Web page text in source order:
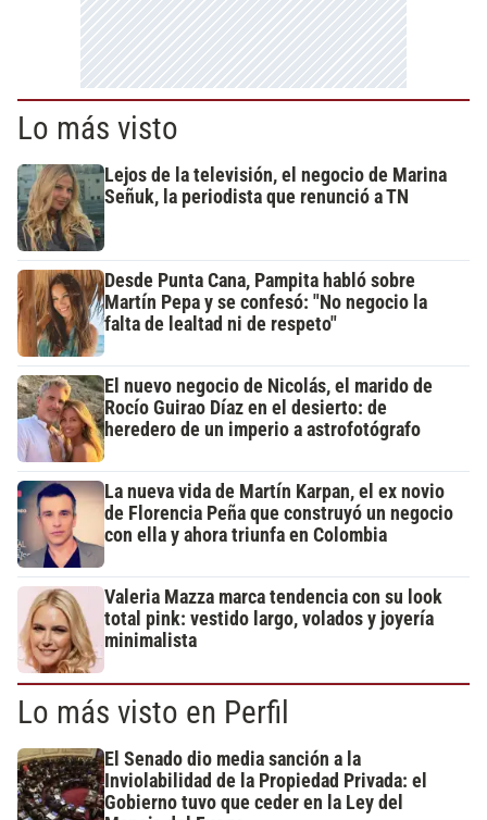
Lo más visto
Lejos de la televisión, el negocio de Marina
Señuk, la periodista que renunció a TN
Desde Punta Cana, Pampita habló sobre
Martín Pepa y se confesó: "No negocio la
falta de lealtad ni de respeto"
El nuevo negocio de Nicolás, el marido de
Rocío Guirao Díaz en el desierto: de
heredero de un imperio a astrofotógrafo
La nueva vida de Martín Karpan, el ex novio
de Florencia Peña que construyó un negocio
con ella y ahora triunfa en Colombia
Valeria Mazza marca tendencia con su look
total pink: vestido largo, volados y joyería
minimalista
Lo más visto en Perfil
El Senado dio media sanción a la
Inviolabilidad de la Propiedad Privada: el
Gobierno tuvo que ceder en la Ley del